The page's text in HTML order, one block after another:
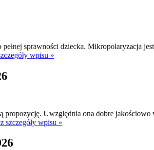
sprawności dziecka. Mikropolaryzacja
wpisu »
Uwzględnia ona dobre
szczegóły wpisu »